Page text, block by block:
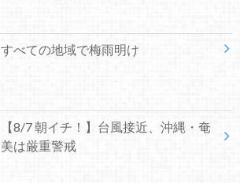
すべての地域で梅雨明け
【8/7 朝イチ！】台風接近、沖縄・奄
美は厳重警戒